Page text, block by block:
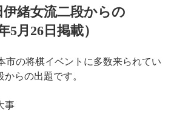
緒女流二段からの
5月26日掲載）
市の将棋イベントに多数来られてい
らの出題です。
事